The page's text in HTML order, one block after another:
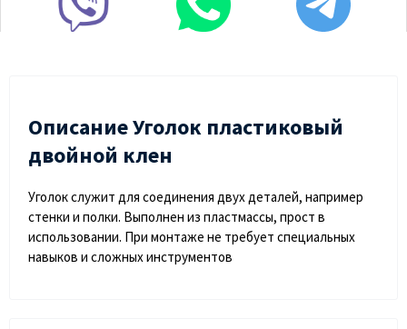
Описание Уголок пластиковый
двойной клен
Уголок служит для соединения двух деталей, например
стенки и полки. Выполнен из пластмассы, прост в
использовании. При монтаже не требует специальных
навыков и сложных инструментов